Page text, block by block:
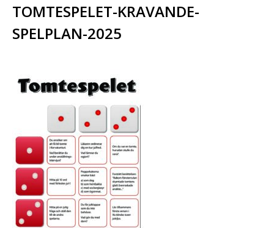
TOMTESPELET-KRAVANDE-
SPELPLAN-2025